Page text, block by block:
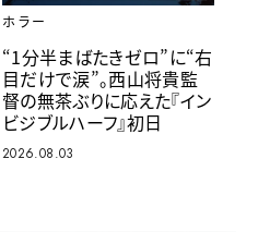
ホラー
“1分半まばたきゼロ”に“右
目だけで涙”。西山将貴監
督の無茶ぶりに応えた『イン
ビジブルハーフ』初日
2026.08.03